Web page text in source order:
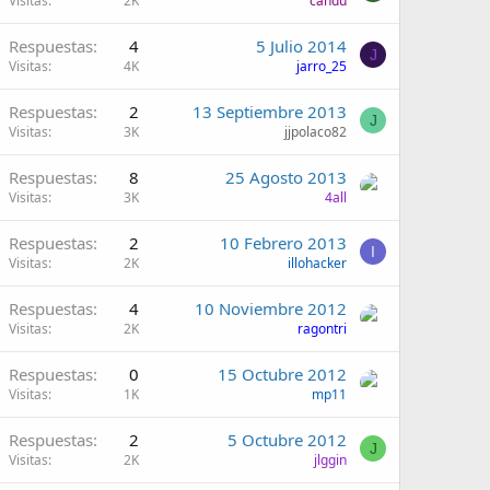
Respuestas 4
Visitas 4K
5 Julio 2014
jarro_25
J
Respuestas 2
Visitas 3K
13 Septiembre 2013
jjpolaco82
J
Respuestas 8
Visitas 3K
25 Agosto 2013
4all
Respuestas 2
Visitas 2K
10 Febrero 2013
illohacker
I
Respuestas 4
Visitas 2K
10 Noviembre 2012
ragontri
Respuestas 0
Visitas 1K
15 Octubre 2012
mp11
Respuestas 2
Visitas 2K
5 Octubre 2012
jlggin
J